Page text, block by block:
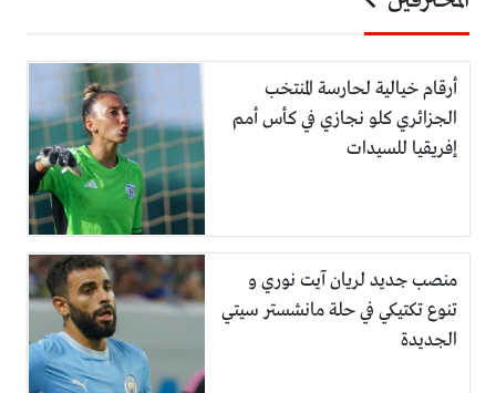
أرقام خيالية لحارسة المنتخب
الجزائري كلو نجازي في كأس أمم
إفريقيا للسيدات
منصب جديد لريان آيت نوري و
تنوع تكتيكي في حلة مانشستر سيتي
الجديدة